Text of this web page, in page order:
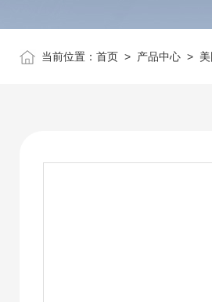
当前位置： 首页 > 产品中心 >